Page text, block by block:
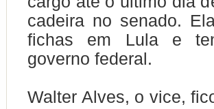
cadeira no senado.
fichas em Lula e
governo federal.
Walter Alves, o vice,